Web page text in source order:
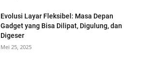
Evolusi Layar Fleksibel: Masa Depan
Gadget yang Bisa Dilipat, Digulung, dan
Digeser
Mei 25, 2025